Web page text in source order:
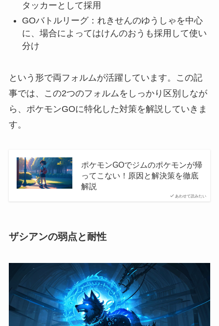
タッカーとして採用
GOバトルリーグ：れきせんのゆうしゃを中心
に、場合によってはけんのおうも採用して使い
分け
という形で両フォルムが活躍しています。この記
事では、この2つのフォルムをしっかり区別しなが
ら、ポケモンGOに特化した対策を解説していきま
す。
あわせて読みたい
ポケモンGOでジムのポケモンが帰
ってこない！原因と解決策を徹底
解説
ザシアンの弱点と耐性